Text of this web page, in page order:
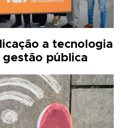
a tecnologia
pública